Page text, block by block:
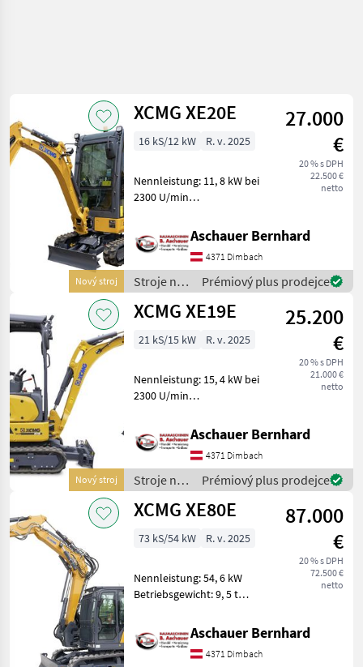
Nový stroj
XCMG XE20E
27.000
€
20 % s DPH
22.500 €
netto
16 kS/12 kW R. v. 2025
Nennleistung: 11, 8 kW bei
2300 U/min
Serienmäßige
Löffelkapazität: 0, 04 m3
mit Standardschaufel
Kabine mit Heizung- Rops-
Tops Zertifik
Aschauer Bernhard
4371 Dimbach
Stroje na
stavbu /
XCMG
Prémiový plus prodejce
Nový stroj
XCMG XE19E
25.200
€
20 % s DPH
21.000 €
netto
21 kS/15 kW R. v. 2025
Nennleistung: 15, 4 kW bei
2300 U/min
Serienmäßige
Löffelkapazität: 0, 04 m3
mit Standardschaufel
Fahrerschutzdach mit
TOPS, ROPS und OPG
Aschauer Bernhard
4371 Dimbach
Stroje na
stavbu /
XCMG
Prémiový plus prodejce
XCMG XE80E
87.000
€
20 % s DPH
72.500 €
netto
73 kS/54 kW R. v. 2025
Nennleistung: 54, 6 kW
Betriebsgewicht: 9, 5 t
Löffelkapazität: 0, 35 m3
mit Standartlöffel Die in
diesem Produkt
Aschauer Bernhard
4371 Dimbach